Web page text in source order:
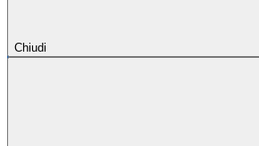
Chiudi